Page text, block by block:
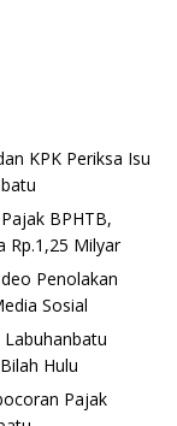
KPK Periksa Isu
BPHTB,
Rp.1,25 Milyar
Penolakan
Sosial‎‎‎‎
Hulu
Pajak